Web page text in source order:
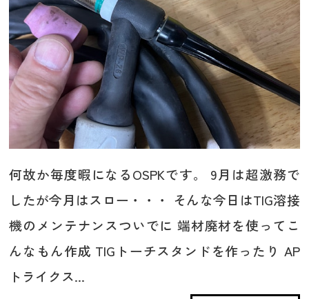
何故か毎度暇になるOSPKです。 9月は超激務で
したが今月はスロー・・・ そんな今日はTIG溶接
機のメンテナンスついでに 端材廃材を使ってこ
んなもん作成 TIGトーチスタンドを作ったり AP
トライクス...